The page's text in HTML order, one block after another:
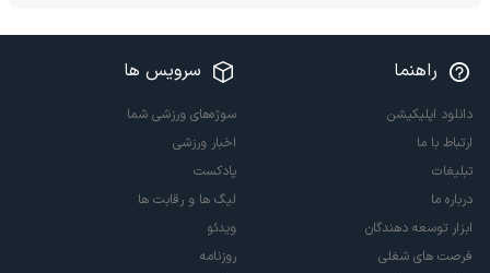
راهنما
دانلود اپلیکیشن
ارتباط با ما
تبلیغات
درباره ما
ابزار توسعه دهندگان
فرصت های شغلی
سرویس ها
سوژه‌های ورزشی شما
اخبار ورزشی
پادکست
لیگ ها و رقابت ها
ویدئو
روزنامه